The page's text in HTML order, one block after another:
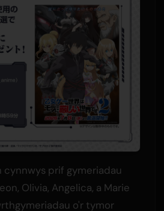
cynnwys prif gymeriadau
Olivia, Angelica, a Marie
o'r tymor